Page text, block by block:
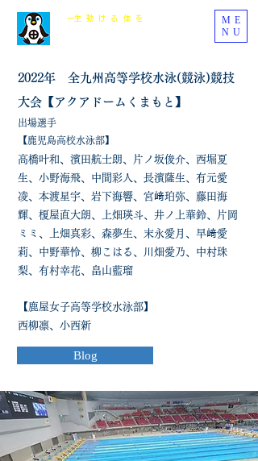
​一生動ける体を
ME
NU
​2022年 全九州高等学校水泳(競泳)競技
大会【アクアドームくまもと】
出場選手
【鹿児島高校水泳部】
高橋叶和、濱田航士朗、片ノ坂俊介、西堀夏
生、小野海飛、中間彩人、長濱薩生、有元愛
凌、本渡星宇、岩下海響、宮﨑珀弥、藤田海
輝、榎屋直大朗、上畑瑛斗、井ノ上華鈴、片岡
ミミ、上畑真彩、森夢生、末永愛月、早﨑愛
莉、中野華怜、柳こはる、川畑愛乃、中村珠
梨、有村幸花、畠山藍瑠
【鹿屋女子高等学校水泳部】
​西柳凛、小西新
Blog